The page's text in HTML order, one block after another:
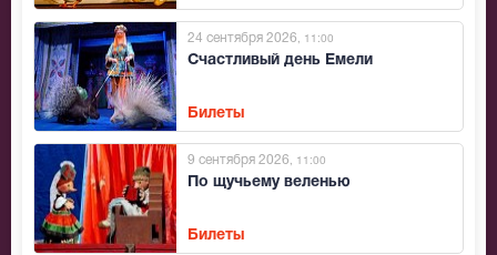
Счастливый день Емели
24 сентября 2026 , 11:00
Билеты
По щучьему веленью
9 сентября 2026 , 11:00
Билеты